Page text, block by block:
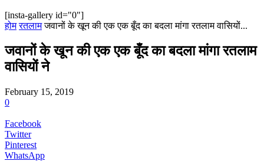
[insta-gallery id="0"]
होम रतलाम जवानों के खून की एक एक बूँद का बदला मांगा रतलाम वासियों...
जवानों के खून की एक एक बूँद का बदला मांगा रतलाम
वासियों ने
February 15, 2019
0
Facebook
Twitter
Pinterest
WhatsApp